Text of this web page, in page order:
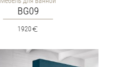
BG09
1920